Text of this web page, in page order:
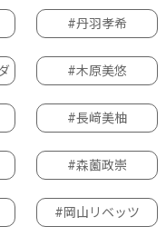
#丹羽孝希
#木原美悠
#長﨑美柚
#森薗政崇
#岡山リベッツ